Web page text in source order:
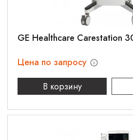
GE Healthcare Carestation
Цена по запросу
В корзину